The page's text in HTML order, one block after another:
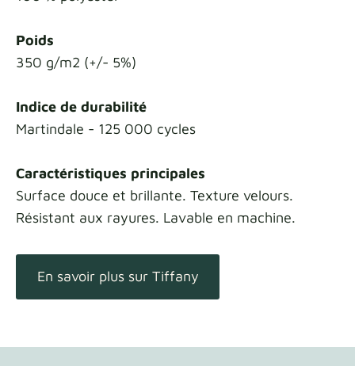
Poids
350 g/m2 (+/- 5%)
Indice de durabilité
Martindale - 125 000 cycles
Caractéristiques principales
Surface douce et brillante. Texture velours.
Résistant aux rayures. Lavable en machine.
En savoir plus sur Tiffany